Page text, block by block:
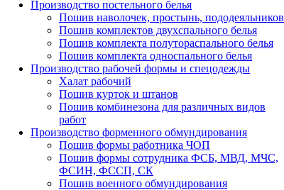
Производство постельного белья
Пошив наволочек, простынь, пододеяльников
Пошив комплектов двухспального белья
Пошив комплекта полутораспального белья
Пошив комплекта односпального белья
Производство рабочей формы и спецодежды
Халат рабочий
Пошив курток и штанов
Пошив комбинезона для различных видов
работ
Производство форменного обмундирования
Пошив формы работника ЧОП
Пошив формы сотрудника ФСБ, МВД, МЧС,
ФСИН, ФССП, СК
Пошив военного обмундирования